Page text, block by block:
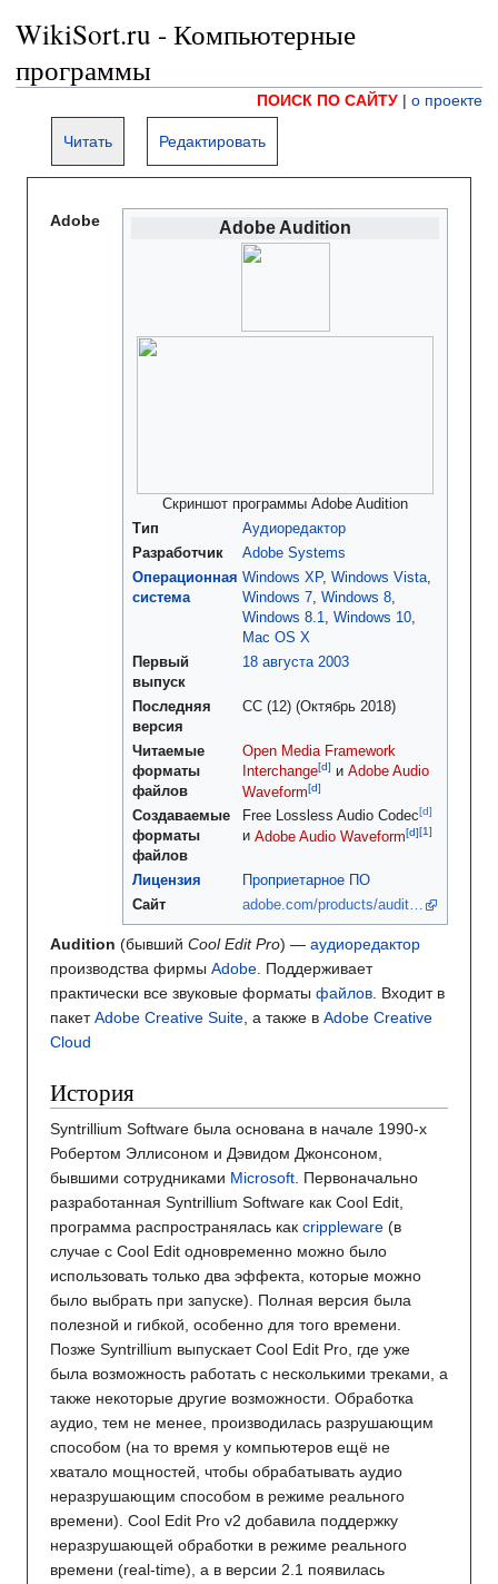
WikiSort.ru - Компьютерные
программы
ПОИСК ПО САЙТУ | о проекте
Читать Редактировать
Adobe Audition
Скриншот программы Adobe Audition
Тип
Аудиоредактор
Разработчик
Adobe Systems
Операционная
система
Windows XP, Windows Vista,
Windows 7, Windows 8,
Windows 8.1, Windows 10,
Mac OS X
Первый
выпуск
18 августа 2003
Последняя
версия
CC (12) (Октябрь 2018)
Читаемые
форматы
файлов
Open Media Framework
Interchange[d] и Adobe Audio
Waveform[d]
Создаваемые
форматы
файлов
Free Lossless Audio Codec[d]
и Adobe Audio Waveform[d]
Лицензия
Проприетарное ПО
Сайт
adobe.com/products/audit…
Adobe
Audition (бывший Cool Edit Pro) — аудиоредактор
производства фирмы Adobe. Поддерживает
практически все звуковые форматы файлов. Входит в
пакетAdobe Creative Suite, а также в Adobe Creative
Cloud
История
Syntrillium Software была основана в начале 1990-х
Робертом Эллисоном и Дэвидом Джонсоном,
бывшими сотрудниками Microsoft. Первоначально
разработанная Syntrillium Software как Cool Edit,
программа распространялась как crippleware (в
случае с Cool Edit одновременно можно было
использовать только два эффекта, которые можно
было выбрать при запуске). Полная версия была
полезной и гибкой, особенно для того времени.
Позже Syntrillium выпускает Cool Edit Pro, где уже
была возможность работать с несколькими треками, а
также некоторые другие возможности. Обработка
аудио, тем не менее, производилась разрушающим
способом (на то время у компьютеров ещё не
хватало мощностей, чтобы обрабатывать аудио
неразрушающим способом в режиме реального
времени). Cool Edit Pro v2 добавила поддержку
неразрушающей обработки в режиме реального
времени (real-time), а в версии 2.1 появилась